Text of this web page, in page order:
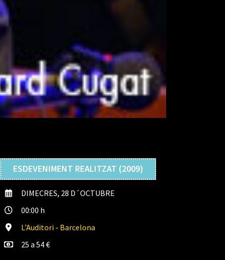
ESDEVENIMENT REALITZAT (2009)
DIMECRES, 28 D´OCTUBRE
00:00 h
L’Auditori - Barcelona
25 a 54 €